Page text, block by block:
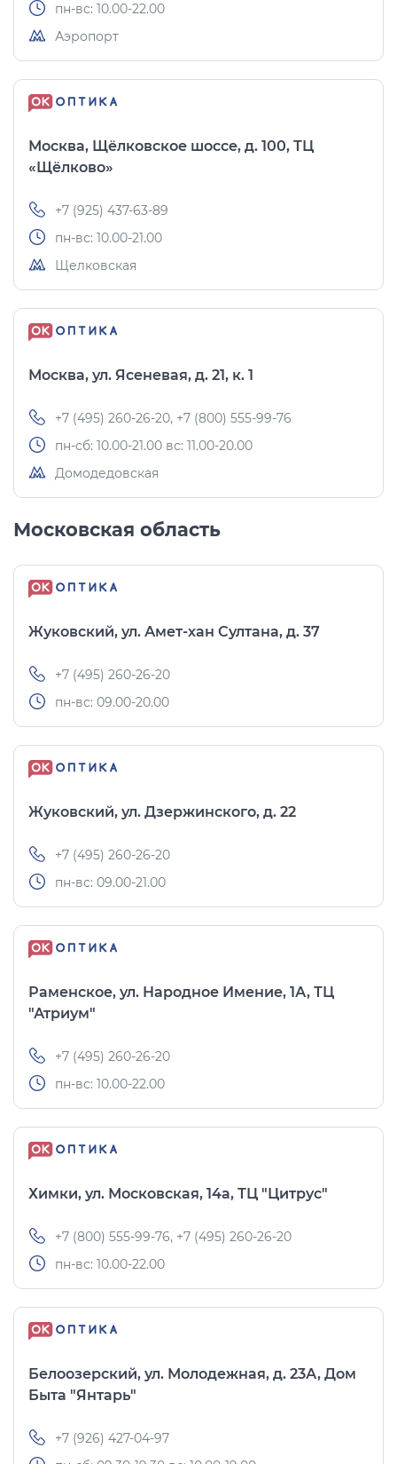
пн-вс: 10.00-22.00
Аэропорт
Москва, Щёлковское шоссе, д. 100, ТЦ
«Щёлково»
+7 (925) 437-63-89
пн-вс: 10.00-21.00
Щелковская
Москва, ул. Ясеневая, д. 21, к. 1
+7 (495) 260-26-20, +7 (800) 555-99-76
пн-сб: 10.00-21.00 вс: 11.00-20.00
Домодедовская
Московская область
Жуковский, ул. Амет-хан Султана, д. 37
+7 (495) 260-26-20
пн-вс: 09.00-20.00
Жуковский, ул. Дзержинского, д. 22
+7 (495) 260-26-20
пн-вс: 09.00-21.00
Раменское, ул. Народное Имение, 1А, ТЦ
"Атриум"
+7 (495) 260-26-20
пн-вс: 10.00-22.00
Химки, ул. Московская, 14а, ТЦ "Цитрус"
+7 (800) 555-99-76, +7 (495) 260-26-20
пн-вс: 10.00-22.00
Белоозерский, ул. Молодежная, д. 23А, Дом
Быта "Янтарь"
+7 (926) 427-04-97